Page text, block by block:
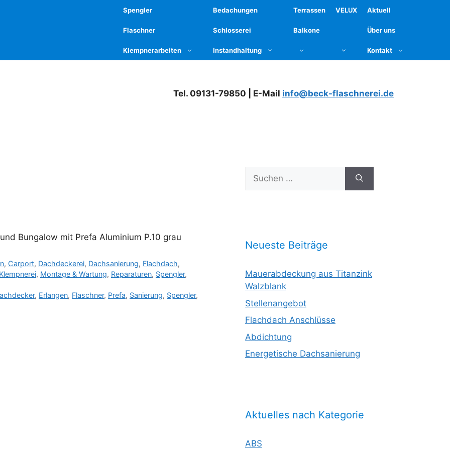
Spengler
Flaschner
Klempnerarbeiten
Bedachungen
Schlosserei
Instandhaltung
Terrassen
Balkone
VELUX Aktuell
Über uns
Kontakt
Tel. 09131-79850 | E-Mail info@beck-flaschnerei.de
Bungalow mit Prefa Aluminium P.10 grau
, Carport, Dachdeckerei, Dachsanierung, Flachdach,
Klempnerei, Montage & Wartung, Reparaturen, Spengler,
, Erlangen, Flaschner, Prefa, Sanierung, Spengler,
Suchen
nach:
Neueste Beiträge
Mauerabdeckung aus Titanzink
Walzblank
Stellenangebot
Flachdach Anschlüsse
Abdichtung
Energetische Dachsanierung
Aktuelles nach Kategorie
ABS